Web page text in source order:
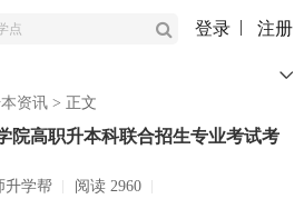
登录 注册
资讯 > 正文
院高职升本科联合招生专业考试考
升学帮 阅读 2960